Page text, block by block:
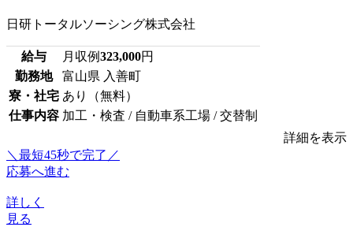
日研トータルソーシング株式会社
給与 月収例323,000円
勤務地
富山県 入善町
寮・社宅 あり（無料）
仕事内容 加工・検査 / 自動車系工場 / 交替制
詳細を表示
＼最短45秒で完了／
応募へ進む
詳しく
見る